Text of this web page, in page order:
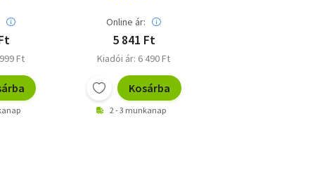
Ft
Online ár:
5 841 Ft
Kiadói ár: 6 490 Ft
Kosárba
2 - 3 munkanap